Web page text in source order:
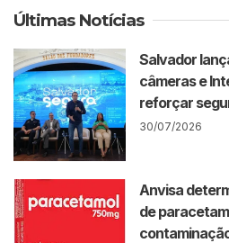
Últimas Notícias
Salvador
câmeras e
reforçar
30/07/2026
Anvisa
de